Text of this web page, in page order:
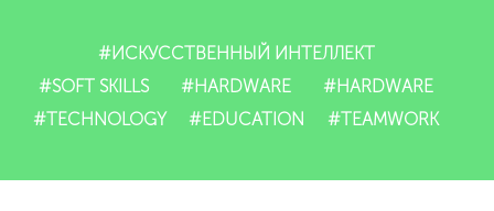
#ИСКУССТВЕННЫЙ ИНТЕЛЛЕКТ
#SOFT SKILLS
#HARDWARE
#HARDWARE
#TECHNOLOGY
#EDUCATION #TEAMWORK